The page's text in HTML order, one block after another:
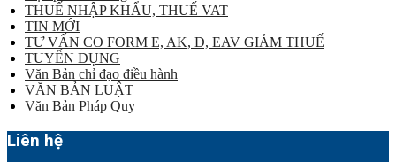
THUẾ NHẬP KHẨU, THUẾ VAT
TIN MỚI
TƯ VẤN CO FORM E, AK, D, EAV GIẢM THUẾ
TUYỂN DỤNG
Văn Bản chỉ đạo điều hành
VĂN BẢN LUẬT
Văn Bản Pháp Quy
Liên hệ